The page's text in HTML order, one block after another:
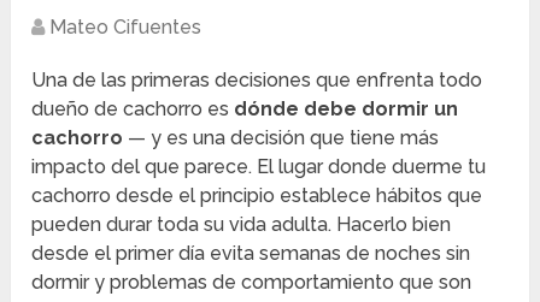
Mateo Cifuentes
Una de las primeras decisiones que enfrenta todo
dueño de cachorro es dónde debe dormir un
cachorro — y es una decisión que tiene más
impacto del que parece. El lugar donde duerme tu
cachorro desde el principio establece hábitos que
pueden durar toda su vida adulta. Hacerlo bien
desde el primer día evita semanas de noches sin
dormir y problemas de comportamiento que son